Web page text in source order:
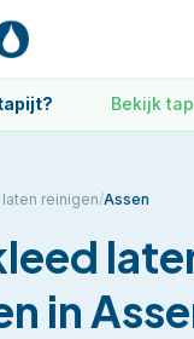
Bekijk
reinigen/Assen
in